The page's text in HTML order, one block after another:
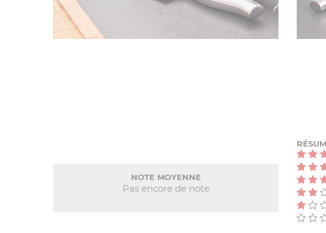
NOTE MOYENNE
Pas encore de note